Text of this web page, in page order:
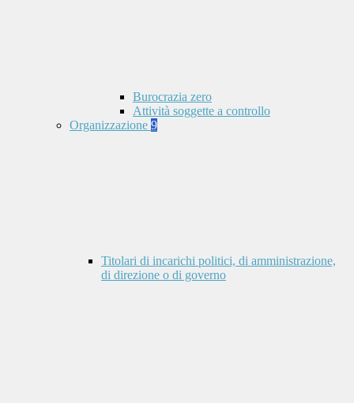
Burocrazia zero
Attività soggette a controllo
Organizzazione 9
Titolari di incarichi politici, di amministrazione,
di direzione o di governo